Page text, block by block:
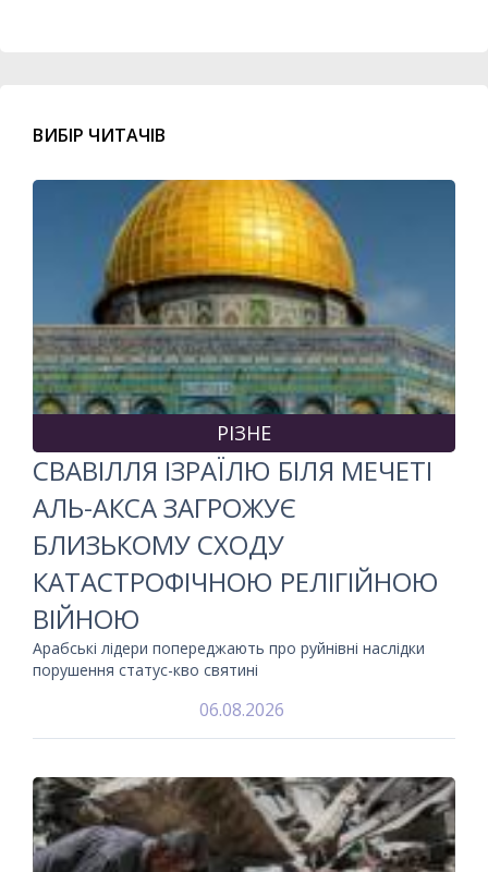
ВИБІР ЧИТАЧІВ
РІЗНЕ
СВАВІЛЛЯ ІЗРАЇЛЮ БІЛЯ МЕЧЕТІ
АЛЬ-АКСА ЗАГРОЖУЄ
БЛИЗЬКОМУ СХОДУ
КАТАСТРОФІЧНОЮ РЕЛІГІЙНОЮ
ВІЙНОЮ
Арабські лідери попереджають про руйнівні наслідки
порушення статус-кво святині
06.08.2026